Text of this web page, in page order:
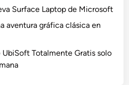
Surface Laptop de Microsoft
aventura gráfica clásica en
UbiSoft Totalmente Gratis solo